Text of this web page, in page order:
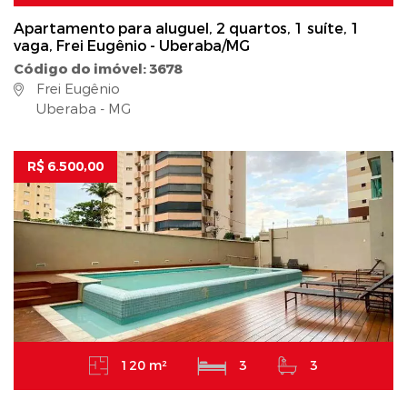
Apartamento para aluguel, 2 quartos, 1 suíte, 1
vaga, Frei Eugênio - Uberaba/MG
Código do imóvel: 3678
Frei Eugênio
Uberaba - MG
R$ 6.500,00
120 m² 3 3